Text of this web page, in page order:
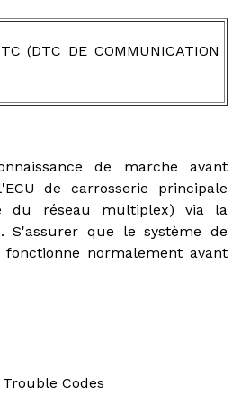
(DTC DE COMMUNICATION
de marche avant
de carrosserie principale
du réseau multiplex) via la
S'assurer que le système de
normalement avant
Codes